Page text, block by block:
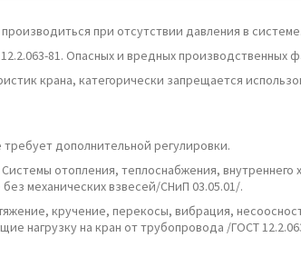
при отсутствии давления в системе.
81. Опасных и вредных производственных
крана, категорически запрещается
дополнительной регулировки.
отопления, теплоснабжения, внутреннего
механических взвесей/СНиП 03.05.01/.
кручение, перекосы, вибрация,
нагрузку на кран от трубопровода /ГОСТ